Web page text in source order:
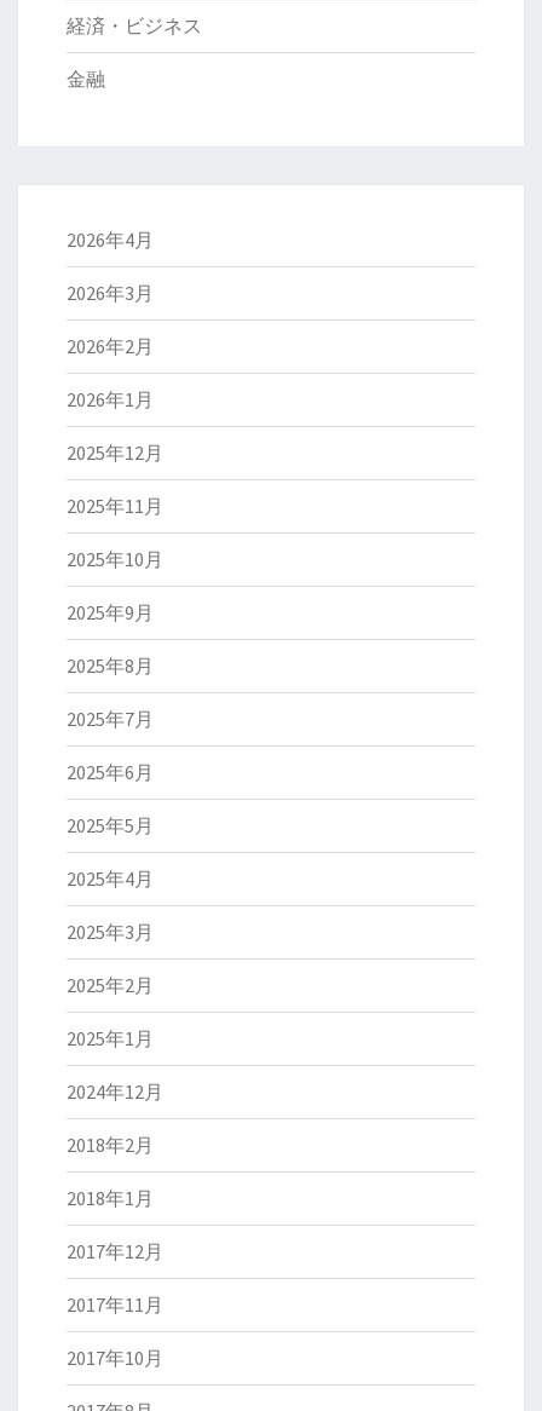
経済・ビジネス
金融
2026年4月
2026年3月
2026年2月
2026年1月
2025年12月
2025年11月
2025年10月
2025年9月
2025年8月
2025年7月
2025年6月
2025年5月
2025年4月
2025年3月
2025年2月
2025年1月
2024年12月
2018年2月
2018年1月
2017年12月
2017年11月
2017年10月